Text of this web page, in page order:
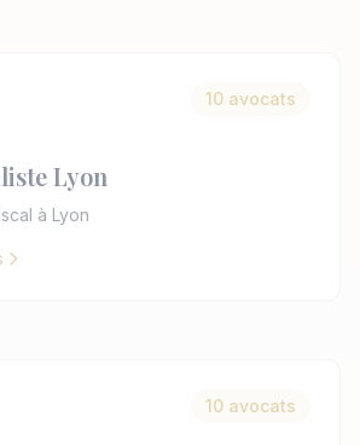
10 avocats
Lyon
à Lyon
10 avocats